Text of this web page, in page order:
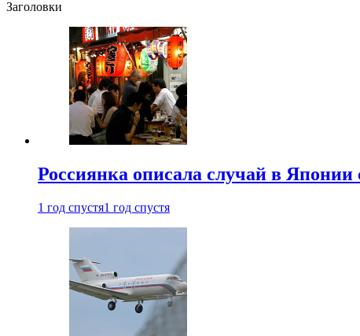
Заголовки
Россиянка описала случай в Японии
1 год спустя1 год спустя